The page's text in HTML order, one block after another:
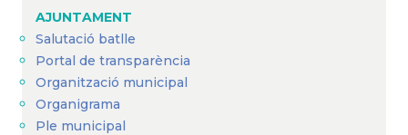
AJUNTAMENT
Salutació batlle
Portal de transparència
Organització municipal
Organigrama
Ple municipal